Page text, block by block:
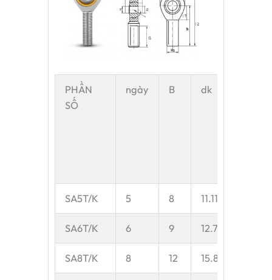
PHẦN
SỐ
ngày B dk
SA5T/K 5 8 11.11
SA6T/K 6 9 12.7
SA8T/K 8 12 15.875